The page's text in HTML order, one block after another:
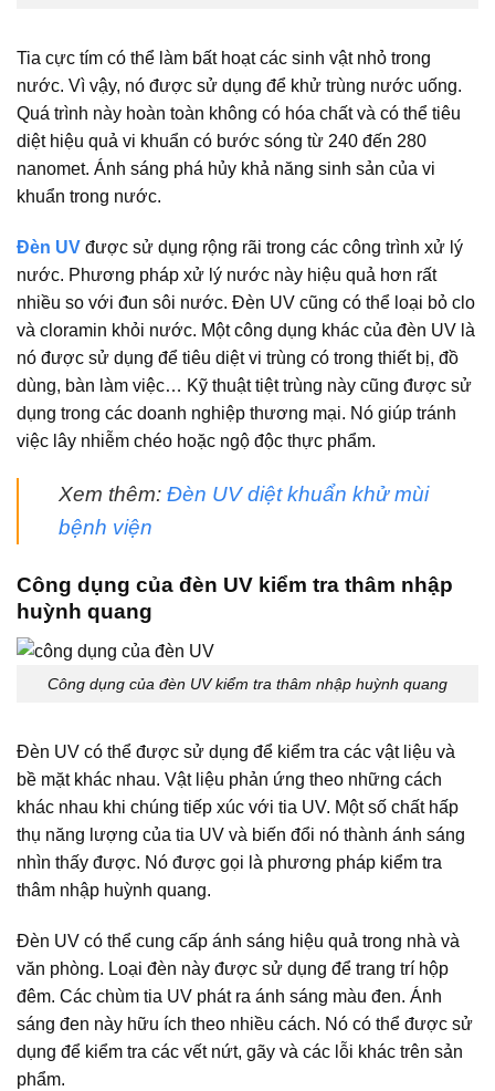
Tia cực tím có thể làm bất hoạt các sinh vật nhỏ trong
nước. Vì vậy, nó được sử dụng để khử trùng nước uống.
Quá trình này hoàn toàn không có hóa chất và có thể tiêu
diệt hiệu quả vi khuẩn có bước sóng từ 240 đến 280
nanomet. Ánh sáng phá hủy khả năng sinh sản của vi
khuẩn trong nước.
Đèn UV được sử dụng rộng rãi trong các công trình xử lý
nước. Phương pháp xử lý nước này hiệu quả hơn rất
nhiều so với đun sôi nước. Đèn UV cũng có thể loại bỏ clo
và cloramin khỏi nước. Một công dụng khác của đèn UV là
nó được sử dụng để tiêu diệt vi trùng có trong thiết bị, đồ
dùng, bàn làm việc… Kỹ thuật tiệt trùng này cũng được sử
dụng trong các doanh nghiệp thương mại. Nó giúp tránh
việc lây nhiễm chéo hoặc ngộ độc thực phẩm.
Xem thêm: Đèn UV diệt khuẩn khử mùi
bệnh viện
Công dụng của đèn UV kiểm tra thâm nhập
huỳnh quang
Công dụng của đèn UV kiểm tra thâm nhập huỳnh quang
Đèn UV có thể được sử dụng để kiểm tra các vật liệu và
bề mặt khác nhau. Vật liệu phản ứng theo những cách
khác nhau khi chúng tiếp xúc với tia UV. Một số chất hấp
thụ năng lượng của tia UV và biến đổi nó thành ánh sáng
nhìn thấy được. Nó được gọi là phương pháp kiểm tra
thâm nhập huỳnh quang.
Đèn UV có thể cung cấp ánh sáng hiệu quả trong nhà và
văn phòng. Loại đèn này được sử dụng để trang trí hộp
đêm. Các chùm tia UV phát ra ánh sáng màu đen. Ánh
sáng đen này hữu ích theo nhiều cách. Nó có thể được sử
dụng để kiểm tra các vết nứt, gãy và các lỗi khác trên sản
phẩm.